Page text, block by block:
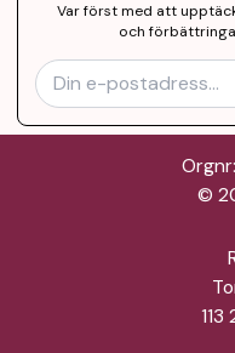
Var först med att
och
©
113